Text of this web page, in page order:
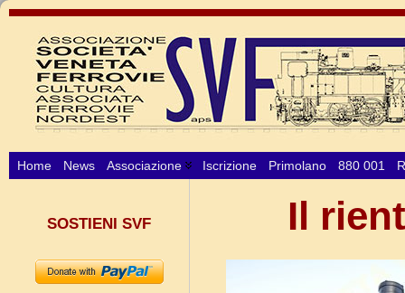
Home News Associazione Iscrizione Primolano 880 001
SOSTIENI SVF Il